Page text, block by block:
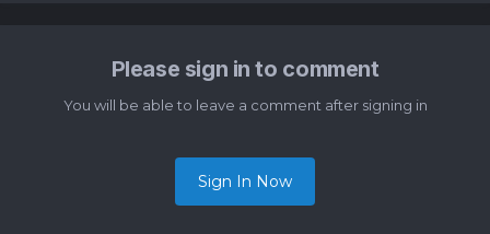
Please sign in to comment
You will be able to leave a comment after signing in
Sign In Now